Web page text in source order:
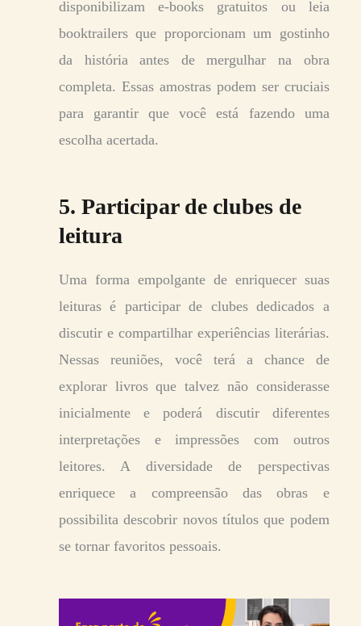
disponibilizam e-books gratuitos ou leia
booktrailers que proporcionam um gostinho
da história antes de mergulhar na obra
completa. Essas amostras podem ser cruciais
para garantir que você está fazendo uma
escolha acertada.
5. Participar de clubes de
leitura
Uma forma empolgante de enriquecer suas
leituras é participar de clubes dedicados a
discutir e compartilhar experiências literárias.
Nessas reuniões, você terá a chance de
explorar livros que talvez não considerasse
inicialmente e poderá discutir diferentes
interpretações e impressões com outros
leitores. A diversidade de perspectivas
enriquece a compreensão das obras e
possibilita descobrir novos títulos que podem
se tornar favoritos pessoais.